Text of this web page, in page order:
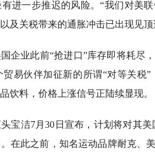
进一步推迟的风险。“我们对美
及关税带来的通胀冲击已出现见
企业此前“抢进口”库存即将耗尽
易伙伴加征新的所谓“对等关税
饮料，价格上涨信号正陆续显现。
宝洁7月30日宣布，计划将对其
在此之前，知名运动品牌耐克、